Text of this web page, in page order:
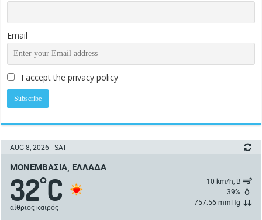
Email
I accept the privacy policy
AUG 8, 2026 - SAT
ΜΟΝΕΜΒΑΣΙΆ, ΕΛΛΆΔΑ
32°C
αίθριος καιρός
10 km/h, Β
39%
757.56 mmHg